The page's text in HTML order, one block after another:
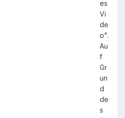
es
Vi
de
o".
Au
f
Gr
un
d
de
s